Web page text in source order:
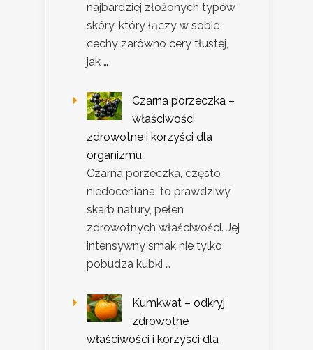
najbardziej złożonych typów
skóry, który łączy w sobie
cechy zarówno cery tłustej,
jak …
Czarna porzeczka –
właściwości
zdrowotne i korzyści dla
organizmu
Czarna porzeczka, często
niedoceniana, to prawdziwy
skarb natury, pełen
zdrowotnych właściwości. Jej
intensywny smak nie tylko
pobudza kubki …
Kumkwat – odkryj
zdrowotne
właściwości i korzyści dla